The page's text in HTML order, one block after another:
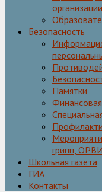
организации
Безопасность
Памятки
грипп, ОРВИ
Школьная газета
ГИА
Контакты